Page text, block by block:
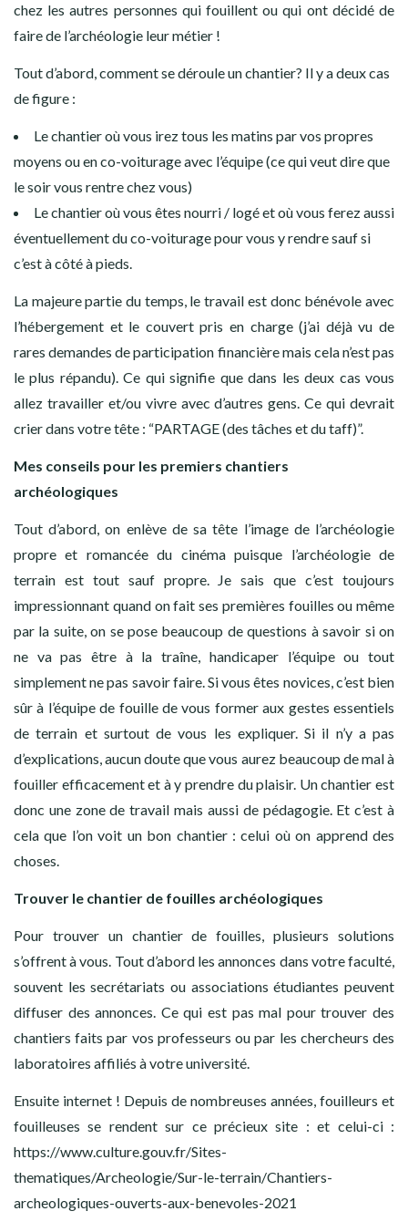
chez les autres personnes qui fouillent ou qui ont décidé de
faire de l’archéologie leur métier !
Tout d’abord, comment se déroule un chantier? Il y a deux cas
de figure :
Le chantier où vous irez tous les matins par vos propres
moyens ou en co-voiturage avec l’équipe (ce qui veut dire que
le soir vous rentre chez vous)
Le chantier où vous êtes nourri / logé et où vous ferez aussi
éventuellement du co-voiturage pour vous y rendre sauf si
c’est à côté à pieds.
La majeure partie du temps, le travail est donc bénévole avec
l’hébergement et le couvert pris en charge (j’ai déjà vu de
rares demandes de participation financière mais cela n’est pas
le plus répandu). Ce qui signifie que dans les deux cas vous
allez travailler et/ou vivre avec d’autres gens. Ce qui devrait
crier dans votre tête : “PARTAGE (des tâches et du taff)”.
Mes conseils pour les premiers chantiers
archéologiques
Tout d’abord, on enlève de sa tête l’image de l’archéologie
propre et romancée du cinéma puisque l’archéologie de
terrain est tout sauf propre. Je sais que c’est toujours
impressionnant quand on fait ses premières fouilles ou même
par la suite, on se pose beaucoup de questions à savoir si on
ne va pas être à la traîne, handicaper l’équipe ou tout
simplement ne pas savoir faire. Si vous êtes novices, c’est bien
sûr à l’équipe de fouille de vous former aux gestes essentiels
de terrain et surtout de vous les expliquer. Si il n’y a pas
d’explications, aucun doute que vous aurez beaucoup de mal à
fouiller efficacement et à y prendre du plaisir. Un chantier est
donc une zone de travail mais aussi de pédagogie. Et c’est à
cela que l’on voit un bon chantier : celui où on apprend des
choses.
Trouver le chantier de fouilles archéologiques
Pour trouver un chantier de fouilles, plusieurs solutions
s’offrent à vous. Tout d’abord les annonces dans votre faculté,
souvent les secrétariats ou associations étudiantes peuvent
diffuser des annonces. Ce qui est pas mal pour trouver des
chantiers faits par vos professeurs ou par les chercheurs des
laboratoires affiliés à votre université.
Ensuite internet ! Depuis de nombreuses années, fouilleurs et
fouilleuses se rendent sur ce précieux site : et celui-ci :
https://www.culture.gouv.fr/Sites-
thematiques/Archeologie/Sur-le-terrain/Chantiers-
archeologiques-ouverts-aux-benevoles-2021